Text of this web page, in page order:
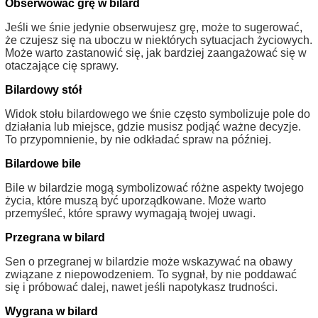
Obserwować grę w bilard
Jeśli we śnie jedynie obserwujesz grę, może to sugerować,
że czujesz się na uboczu w niektórych sytuacjach życiowych.
Może warto zastanowić się, jak bardziej zaangażować się w
otaczające cię sprawy.
Bilardowy stół
Widok stołu bilardowego we śnie często symbolizuje pole do
działania lub miejsce, gdzie musisz podjąć ważne decyzje.
To przypomnienie, by nie odkładać spraw na później.
Bilardowe bile
Bile w bilardzie mogą symbolizować różne aspekty twojego
życia, które muszą być uporządkowane. Może warto
przemyśleć, które sprawy wymagają twojej uwagi.
Przegrana w bilard
Sen o przegranej w bilardzie może wskazywać na obawy
związane z niepowodzeniem. To sygnał, by nie poddawać
się i próbować dalej, nawet jeśli napotykasz trudności.
Wygrana w bilard